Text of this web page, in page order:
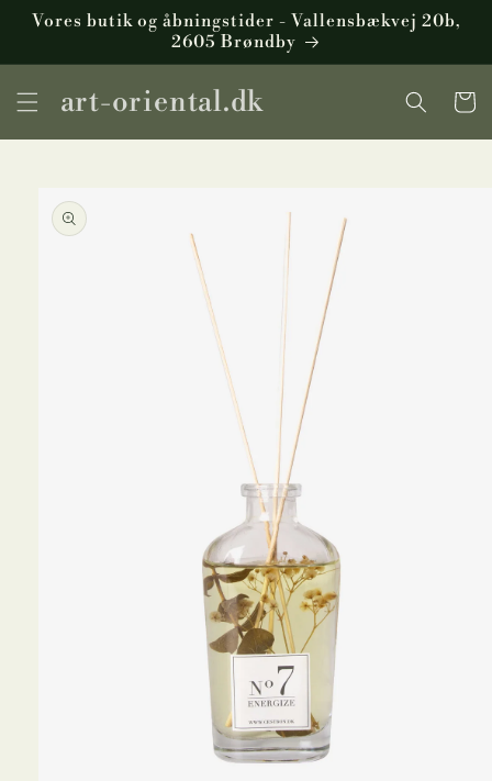
Gå til
Vores butik og åbningstider - Vallensbækvej 20b,
2605 Brøndby
art-oriental.dk